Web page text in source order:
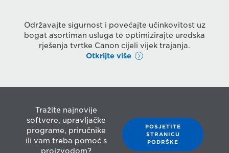
Održavajte sigurnost i povećajte učinkovitost uz
bogat asortiman usluga te optimizirajte uredska
rješenja tvrtke Canon cijeli vijek trajanja.
Otkrijte više
Tražite najnovije
softvere, upravljačke
programe, priručnike
ili vam treba pomoć s
proizvodom?
POSJETITE
STRANICU
PODRŠKE